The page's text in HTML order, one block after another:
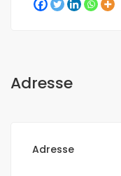
Adresse
Adresse